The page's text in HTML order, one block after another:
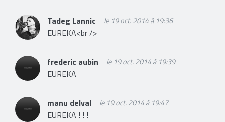
Tadeg Lannic le 19 oct. 2014 à 19:36
EUREKA<br />
frederic aubin le 19 oct. 2014 à 19:39
EUREKA
manu delval le 19 oct. 2014 à 19:47
EUREKA ! ! !